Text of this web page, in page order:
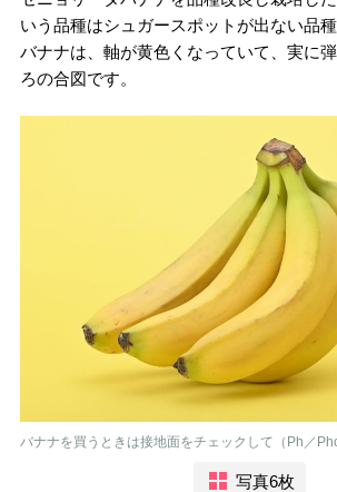
いう品種はシュガースポットが出ない品
バナナは、軸が黄色くなっていて、実に
ろの合図です。
バナナを買うときは接地面をチェックして（Ph／
写真6枚